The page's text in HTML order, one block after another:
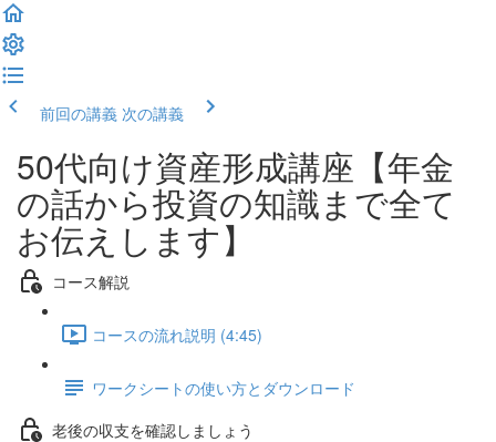
前回の講義 次の講義
50代向け資産形成講座【年金
の話から投資の知識まで全て
お伝えします】
コース解説
コースの流れ説明 (4:45)
ワークシートの使い方とダウンロード
老後の収支を確認しましょう